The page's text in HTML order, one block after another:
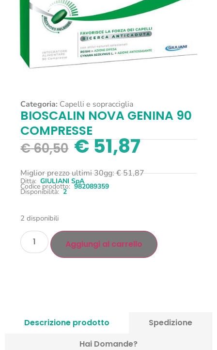
Categoria: Capelli e sopracciglia
BIOSCALIN NOVA GENINA 90
COMPRESSE
€60,50 €51,87
Miglior prezzo ultimi 30gg:€51,87
Ditta: GIULIANI SpA
Codice prodotto: 982089359
Disponibilità: 2
2 disponibili
Aggiungi al carrello
Descrizione prodotto
Spedizione
Hai Domande?